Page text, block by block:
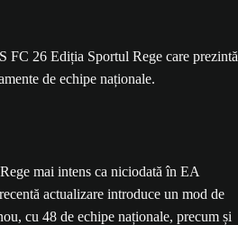
mai intens ca niciodată în EA
actualizare introduce un mod de
cu 48 de echipe naționale, precum și